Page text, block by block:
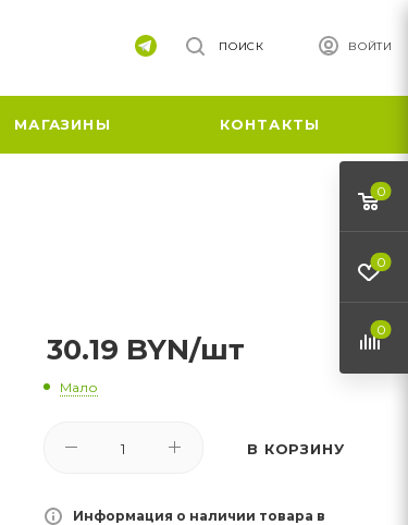
ВОЙТИ
ПОИСК
МАГАЗИНЫ КОНТАКТЫ
30.19 BYN/шт
Мало
В КОРЗИНУ
Информация о наличии товара в
0
0
0